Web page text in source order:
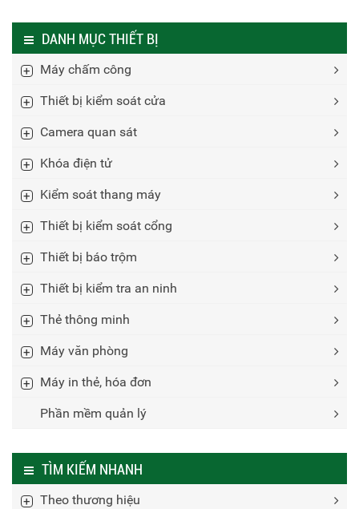
DANH MỤC THIẾT BỊ
Máy chấm công
Thiết bị kiểm soát cửa
Camera quan sát
Khóa điện tử
Kiểm soát thang máy
Thiết bị kiểm soát cổng
Thiết bị báo trộm
Thiết bị kiểm tra an ninh
Thẻ thông minh
Máy văn phòng
Máy in thẻ, hóa đơn
Phần mềm quản lý
TÌM KIẾM NHANH
Theo thương hiệu